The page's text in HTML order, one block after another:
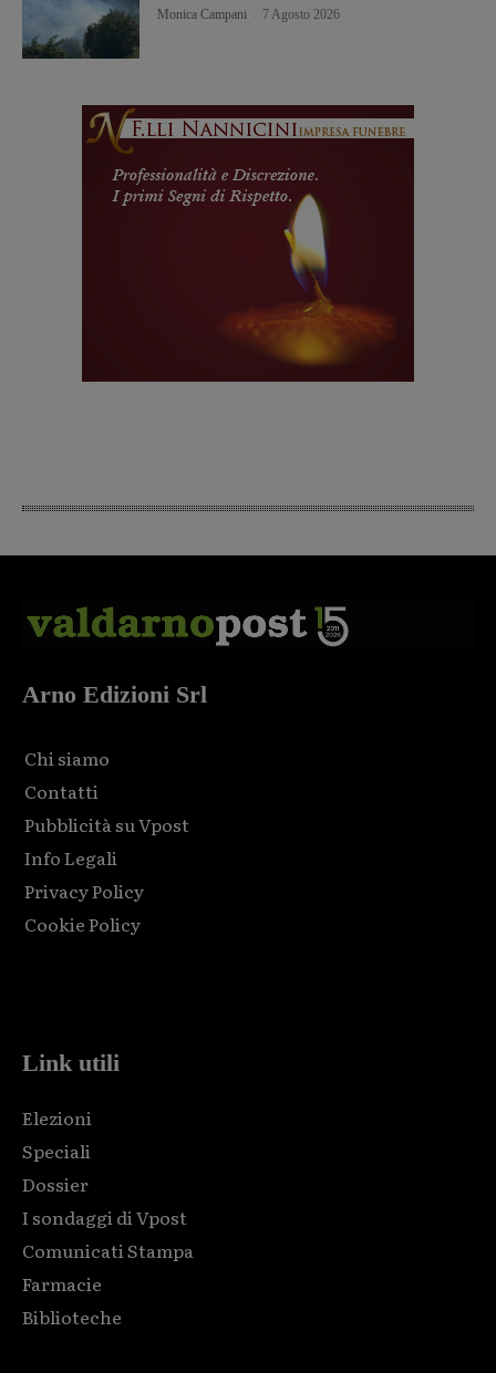
Monica Campani 7 Agosto 2026
Arno Edizioni Srl
Chi siamo
Contatti
Pubblicità su Vpost
Info Legali
Privacy Policy
Cookie Policy
Link utili
Elezioni
Speciali
Dossier
I sondaggi di Vpost
Comunicati Stampa
Farmacie
Biblioteche